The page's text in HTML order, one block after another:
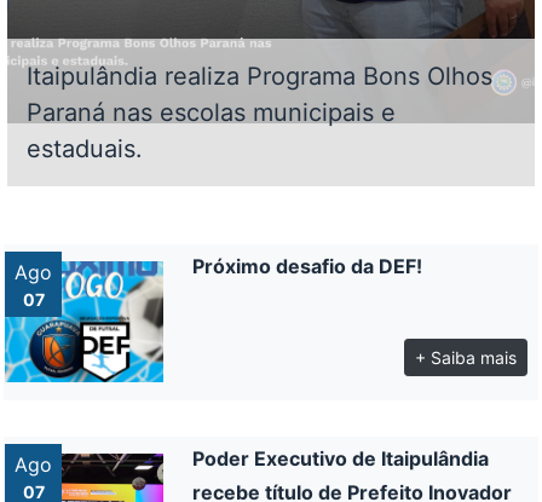
Itaipulândia realiza Programa Bons Olhos
Paraná nas escolas municipais e
estaduais.
Ago
07
Próximo desafio da DEF!
+ Saiba mais
Ago
07
Poder Executivo de Itaipulândia
recebe título de Prefeito Inovador